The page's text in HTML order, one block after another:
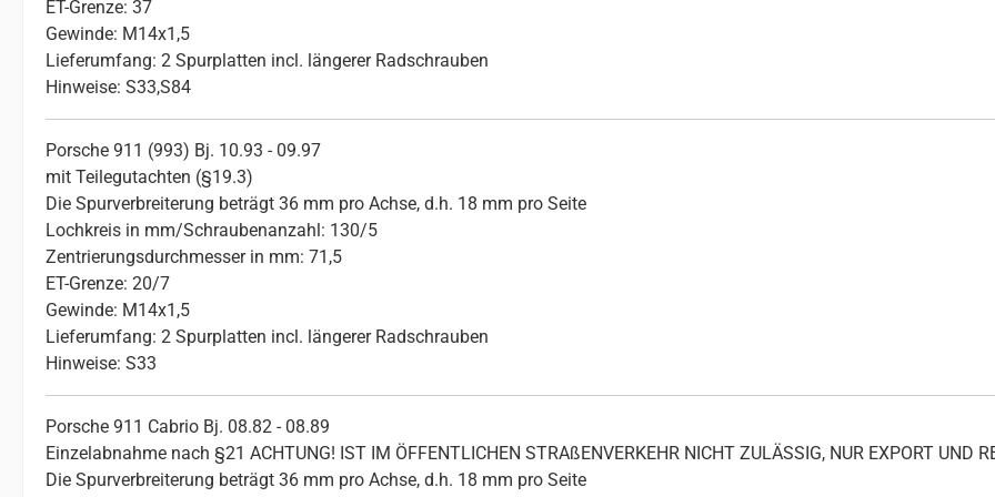
ET-Grenze: 37
Gewinde: M14x1,5
Lieferumfang: 2 Spurplatten incl. längerer Radschrauben
Hinweise: S33,S84
Porsche 911 (993) Bj. 10.93 - 09.97
mit Teilegutachten (§19.3)
Die Spurverbreiterung beträgt 36 mm pro Achse, d.h. 18 mm pro Seite
Lochkreis in mm/Schraubenanzahl: 130/5
Zentrierungsdurchmesser in mm: 71,5
ET-Grenze: 20/7
Gewinde: M14x1,5
Lieferumfang: 2 Spurplatten incl. längerer Radschrauben
Hinweise: S33
Porsche 911 Cabrio Bj. 08.82 - 08.89
Einzelabnahme nach §21 ACHTUNG! IST IM ÖFFENTLICHEN STRAßENVERKEHR NICHT ZULÄSSIG, NUR EXPORT UND
Die Spurverbreiterung beträgt 36 mm pro Achse, d.h. 18 mm pro Seite